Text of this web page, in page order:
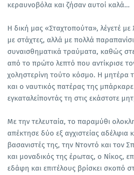
κεραυνοβόλα και ζήσαν αυτοί καλά…
Η δική μας «Σταχτοπούτα», λέγετέ με
με στάχτες, αλλά με πολλά
συναισθηματικά τραύματα, καθώς
από το πρώτο λεπτό που αντίκρισε
χοληστερίνη τούτο κόσμο. Η μητέρα
και ο ναυτικός πατέρας της
εγκαταλείποντάς τη στις εκάστοτε
Με την τελευταία, το παραμύθι
απέκτησε δύο εξ αγχιστείας αδέλφια
βασανιστές της, την Ντοντό και τον
και μοναδικός της έρωτας, ο Νίκος,
εδάφη και επιτέλους βρίσκει σκοπό